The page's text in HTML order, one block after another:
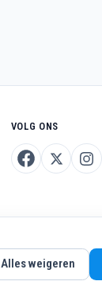
VOLG ONS
Alles weigeren